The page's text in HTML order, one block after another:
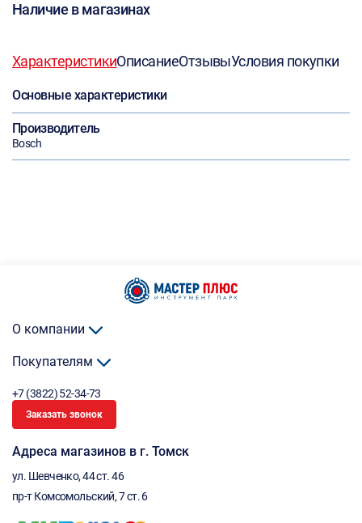
Наличие в магазинах
ХарактеристикиОписаниеОтзывыУсловия покупки
Основные характеристики
Производитель
Bosch
О компании
Покупателям
+7 (3822) 52-34-73
Заказать звонок
Адреса магазинов в г. Томск
ул. Шевченко, 44 ст. 46
пр-т Комсомольский, 7 ст. 6